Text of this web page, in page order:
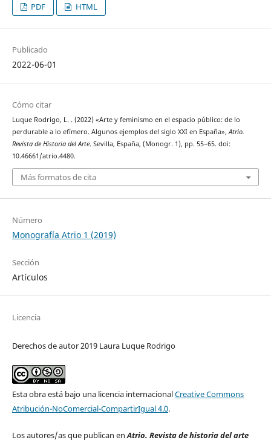
PDF HTML
Publicado
2022-06-01
Cómo citar
Luque Rodrigo, L. . (2022) «Arte y feminismo en el espacio público: de lo
perdurable a lo efímero. Algunos ejemplos del siglo XXI en España», Atrio.
Revista de Historia del Arte. Sevilla, España, (Monogr. 1), pp. 55–65. doi:
10.46661/atrio.4480.
Más formatos de cita
Número
Monografía Atrio 1 (2019)
Sección
Artículos
Licencia
Derechos de autor 2019 Laura Luque Rodrigo
Esta obra está bajo una licencia internacionalCreative Commons
Atribución-NoComercial-CompartirIgual 4.0.
Los autores/as que publican enAtrio. Revista de historia del arte